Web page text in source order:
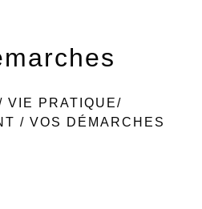
VIE PRATIQUE/
/ VOS DÉMARCHES